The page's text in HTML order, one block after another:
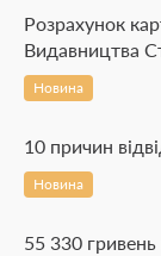
Розрахунок
Видавництва
Новина
10 причин
Новина
55 330